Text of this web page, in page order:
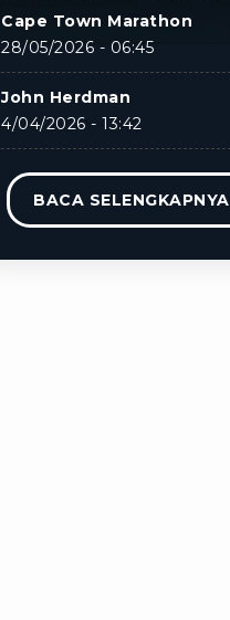
Cape Town Marathon
28/05/2026 - 06:45
John Herdman
4/04/2026 - 13:42
BACA SELENGKAPNYA